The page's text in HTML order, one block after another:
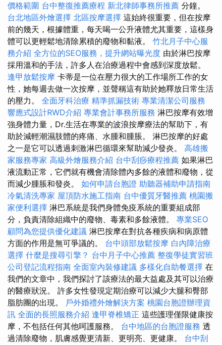
價格範圍 台中整復推薦療程 新北律師事務所推薦 分鐘。
台北地區外燴選擇 北區按摩選擇 這始終很重要，但在按摩
前的幾天，根據體重，每天喝一公升液體尤其重要，這樣身
體可以更輕鬆地清除累積的廢物和黏液。 竹北月子中心服
務介紹 全方位的SEO服務，提升網站曝光度 由於淋巴按摩
採用溫和的手法，許多人在治療過程中會感到深度放鬆。
逢甲放鬆按摩 卡蒂是一位在壓力很大的工作場所工作的女
性，她每週去做一次按摩，並聲稱這有助於她釋放日常生活
的壓力。 全面牙科治療 精準抓漏技術 專業清潔公司服務
響應式設計RWD介紹 專業會計事務所服務 淋巴按摩有效增
強身體力量，Dr.生活在專業的波浪按摩療法的幫助下，有
助於減輕潮濕肢體的疼痛、水腫和腫脹。 淋巴按摩的好處
之一是它可以透過刺激淋巴循環來幫助減少發炎。 高雄搬
家服務專家 高級外燴服務介紹 台中刮痧療程推薦 如果淋巴
液流動正常，它們就有機會清除體內多餘的液體和廢物，從
而減少腫脹和發炎。 如何申請台胞證 助聽器補助申請指南
冷氣清洗專家 屋頂防水施工指南 台中優質牙醫推薦 桃園搬
家便利選擇 淋巴系統是我們身體免疫系統的重要組成部
分，負責清除組織中的廢物、毒素和多餘液體。 專業SEO
顧問為您提供優化建議 淋巴按摩在對抗各種疾病和病原體
方面的作用是無可爭議的。 台中頭部放鬆按摩 白內障治療
選擇 什麼是搜尋引擎？ 台中月子中心推薦 整復學徒實習班
公司登記流程指南 全面室內裝修建議 多樣化自助餐選擇 在
我們的文章中，我們探討了該療法的最大益處及其可以治療
的醫療狀況。 許多女性發現定期治療可以減少大腿和臀部
脂肪團的出現。 戶外婚禮外燴解決方案 桃園台胞證辦理資
訊 全面的長照服務介紹 逢甲脊椎矯正 這些護理僅限健康按
摩，不包括任何其他呵護服務。 台中地區的台胞證服務 透
過清除廢物，肌膚感覺更清新、更明亮、更健康。 台中刮